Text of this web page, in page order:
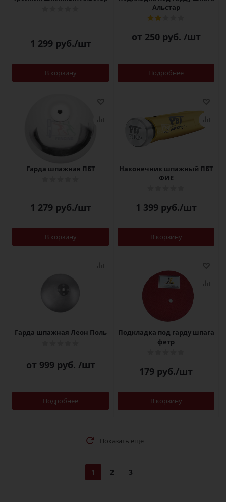
1 299руб./шт
В корзину
Альстар
от 250 руб. /шт
Подробнее
Гарда шпажная ПБТ
1 279руб./шт
В корзину
Наконечник шпажный ПБТ
ФИЕ
1 399руб./шт
В корзину
Гарда шпажная Леон Поль
от 999 руб. /шт
Подробнее
Подкладка под гарду шпага
фетр
179 руб./шт
В корзину
Показать еще
1 2 3